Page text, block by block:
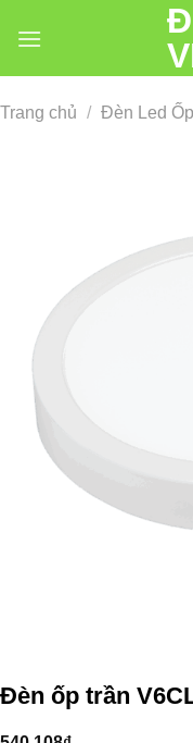
đến
Trang chủ / Đèn Led
Đèn ốp trần